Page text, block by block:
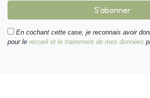
S'abonner
En cochant cette case, je reconnais avoir
pour le recueil et le traitement de mes données